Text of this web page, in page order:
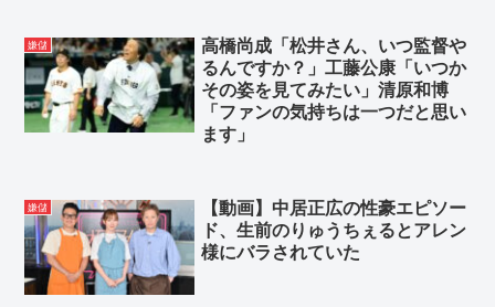
嫌儲
高橋尚成「松井さん、いつ監督や
るんですか？」工藤公康「いつか
その姿を見てみたい」清原和博
「ファンの気持ちは一つだと思い
ます」
嫌儲
【動画】中居正広の性豪エピソー
ド、生前のりゅうちぇるとアレン
様にバラされていた